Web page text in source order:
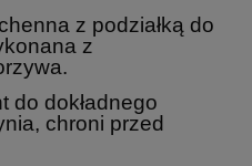
z podziałką do
z
do dokładnego
chroni przed